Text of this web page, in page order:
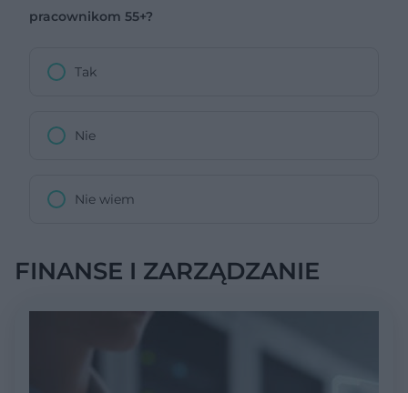
pracownikom 55+?
Tak
Nie
Nie wiem
FINANSE I ZARZĄDZANIE